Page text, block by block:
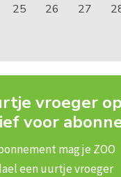
25 26 27
vroeger
voor
mag je ZOO
een uurtje vroeger